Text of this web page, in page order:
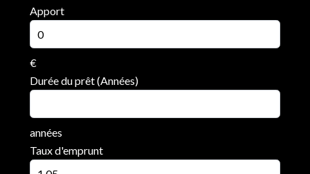
Apport
€
Durée du prêt (Années)
années
Taux d'emprunt